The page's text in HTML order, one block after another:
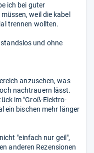
ich bei guter
weil die kabel
trennen wollten.
und ohne
anzusehen, was
nachtrauern lässt.
im "Groß-Elektro-
ein bischen mehr länger
"einfach nur geil",
anderen Rezensionen